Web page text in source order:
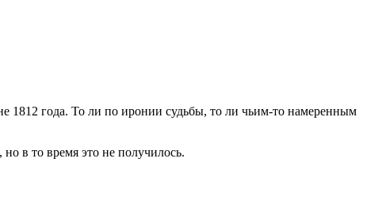
1812 года. То ли по иронии судьбы, то ли чьим-то намеренным
в то время это не получилось.